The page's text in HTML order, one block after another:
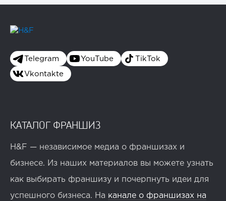
Telegram YouTube TikTok
Vkontakte
КАТАЛОГ ФРАНШИЗ
H&F — независимое медиа о франшизах и
бизнесе. Из наших материалов вы можете узнать
как выбирать франшизу и почерпнуть идеи для
успешного бизнеса. На канале о франшизах на